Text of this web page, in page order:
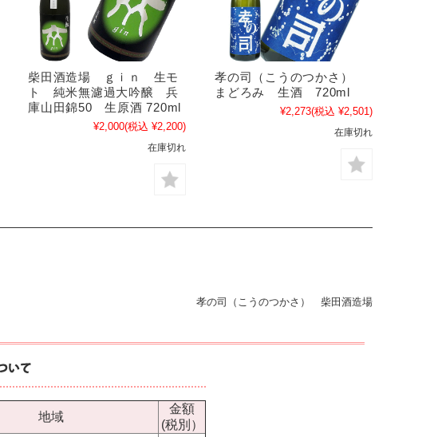
柴田酒造場 ｇｉｎ 生モ
ト 純米無濾過大吟醸 兵
庫山田錦50 生原酒 720ml
¥2,000(税込 ¥2,200)
在庫切れ
孝の司（こうのつかさ）
まどろみ 生酒 720ml
¥2,273(税込 ¥2,501)
在庫切れ
孝の司（こうのつかさ） 柴田酒造場
地域
金額
(税別）